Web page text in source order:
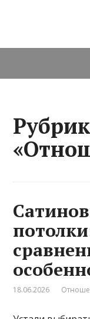
18.06.2026